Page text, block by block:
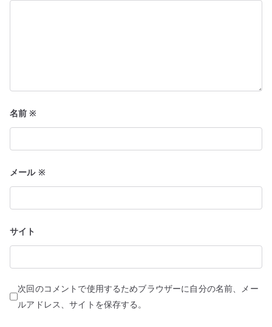
名前※
メール ※
サイト
次回のコメントで使用するためブラウザーに自分の名前、メー
ルアドレス、サイトを保存する。